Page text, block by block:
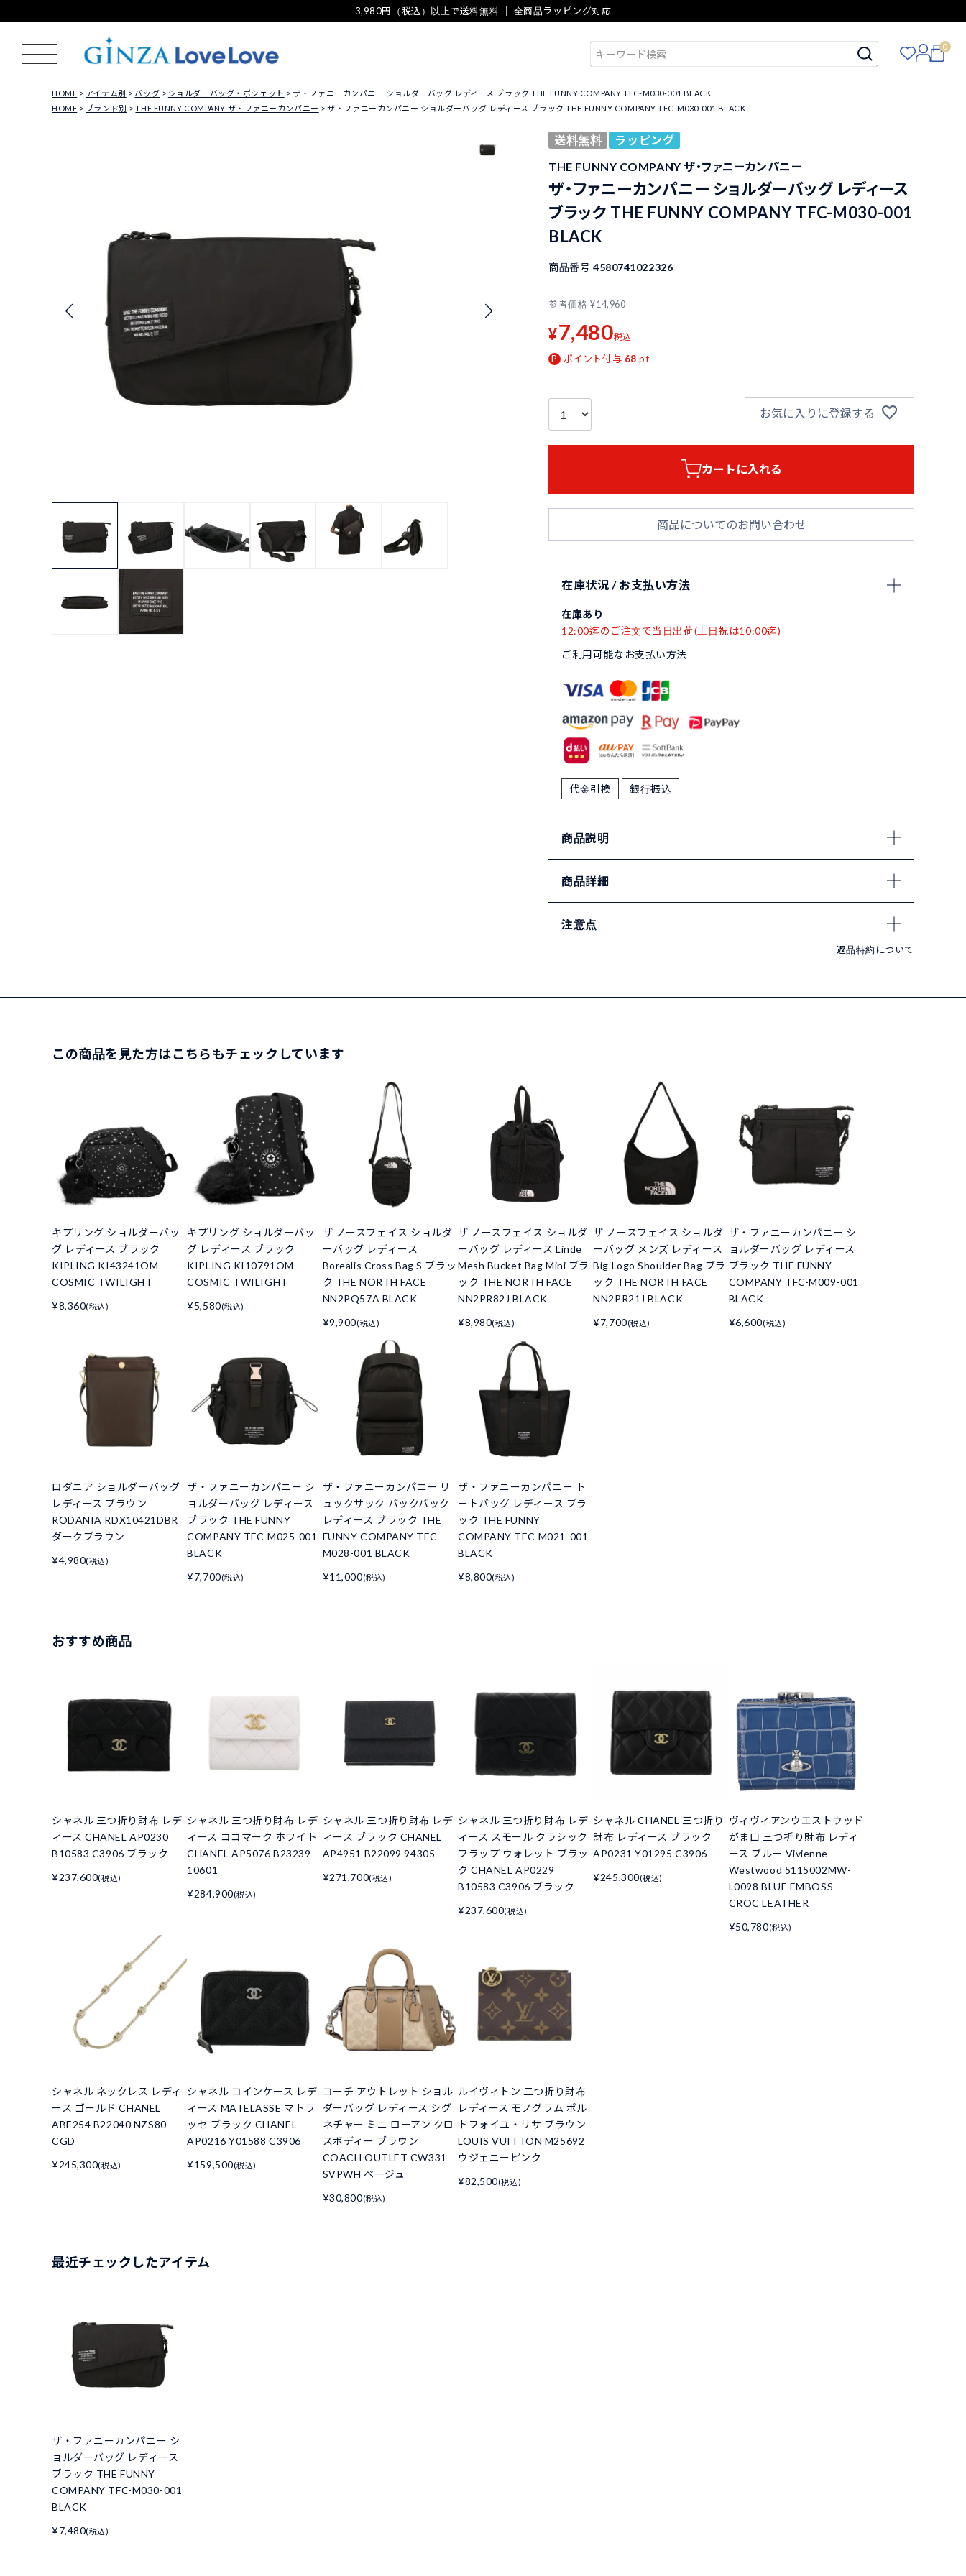
3,980円（税込）以上で送料無料 ｜ 全商品ラッピング対応
0
HOME アイテム別 バッグ ショルダーバッグ・ポシェット
ザ・ファニーカンパニー ショルダーバッグ レディース ブラック THE FUNNY COMPANY TFC-M030-001 BLACK
HOME
ブランド別 THE FUNNY COMPANY ザ・ファニーカンパニー ザ・ファニーカンパニー ショルダーバッグ レディース ブラック THE FUNNY COMPANY TFC-M030-001 BLACK
送料無料
ラッピング
THE FUNNY COMPANY ザ・ファニーカンパニー
ザ・ファニーカンパニー ショルダーバッグ レディース
ブラック THE FUNNY COMPANY TFC-M030-001
BLACK
商品番号 4580741022326
参考価格 ¥14,960
¥7,480税込
ポイント付与 68 pt
お気に入りに登録する
カートに入れる
商品についてのお問い合わせ
在庫状況 / お支払い方法
在庫あり
12:00迄のご注文で当日出荷(土日祝は10:00迄)
ご利用可能なお支払い方法
代金引換 銀行振込
商品説明
商品詳細
注意点
返品特約について
この商品を見た方はこちらもチェックしています
キプリング ショルダーバッ
グ レディース ブラック
KIPLING KI43241OM
COSMIC TWILIGHT
¥8,360(税込)
キプリング ショルダーバッ
グ レディース ブラック
KIPLING KI10791OM
COSMIC TWILIGHT
¥5,580(税込)
ザ ノースフェイス ショルダ
ーバッグ レディース
Borealis Cross Bag S ブラッ
ク THE NORTH FACE
NN2PQ57A BLACK
¥9,900(税込)
ザ ノースフェイス ショルダ
ーバッグ レディース Linde
Mesh Bucket Bag Mini ブラ
ック THE NORTH FACE
NN2PR82J BLACK
¥8,980(税込)
ザ ノースフェイス ショルダ
ーバッグ メンズ レディース
Big Logo Shoulder Bag ブラ
ック THE NORTH FACE
NN2PR21J BLACK
¥7,700(税込)
ザ・ファニーカンパニー シ
ョルダーバッグ レディース
ブラック THE FUNNY
COMPANY TFC-M009-001
BLACK
¥6,600(税込)
ロダニア ショルダーバッグ
レディース ブラウン
RODANIA RDX10421DBR
ダークブラウン
¥4,980(税込)
ザ・ファニーカンパニー シ
ョルダーバッグ レディース
ブラック THE FUNNY
COMPANY TFC-M025-001
BLACK
¥7,700(税込)
ザ・ファニーカンパニー リ
ュックサック バックパック
レディース ブラック THE
FUNNY COMPANY TFC-
M028-001 BLACK
¥11,000(税込)
ザ・ファニーカンパニー ト
ートバッグ レディース ブラ
ック THE FUNNY
COMPANY TFC-M021-001
BLACK
¥8,800(税込)
おすすめ商品
シャネル 三つ折り財布 レデ
ィース CHANEL AP0230
B10583 C3906 ブラック
¥237,600(税込)
シャネル 三つ折り財布 レデ
ィース ココマーク ホワイト
CHANEL AP5076 B23239
10601
¥284,900(税込)
シャネル 三つ折り財布 レデ
ィース ブラック CHANEL
AP4951 B22099 94305
¥271,700(税込)
シャネル 三つ折り財布 レデ
ィース スモール クラシック
フラップ ウォレット ブラッ
ク CHANEL AP0229
B10583 C3906 ブラック
¥237,600(税込)
シャネル CHANEL 三つ折り
財布 レディース ブラック
AP0231 Y01295 C3906
¥245,300(税込)
ヴィヴィアンウエストウッド
がま口 三つ折り財布 レディ
ース ブルー Vivienne
Westwood 5115002MW-
L0098 BLUE EMBOSS
CROC LEATHER
¥50,780(税込)
シャネル ネックレス レディ
ース ゴールド CHANEL
ABE254 B22040 NZS80
CGD
¥245,300(税込)
シャネル コインケース レデ
ィース MATELASSE マトラ
ッセ ブラック CHANEL
AP0216 Y01588 C3906
¥159,500(税込)
コーチ アウトレット ショル
ダーバッグ レディース シグ
ネチャー ミニ ローアン クロ
スボディー ブラウン
COACH OUTLET CW331
SVPWH ベージュ
¥30,800(税込)
ルイヴィトン 二つ折り財布
レディース モノグラム ポル
トフォイユ・リサ ブラウン
LOUIS VUITTON M25692
ウジェニーピンク
¥82,500(税込)
最近チェックしたアイテム
ザ・ファニーカンパニー シ
ョルダーバッグ レディース
ブラック THE FUNNY
COMPANY TFC-M030-001
BLACK
¥7,480(税込)